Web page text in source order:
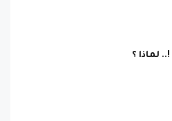
لماذا ؟